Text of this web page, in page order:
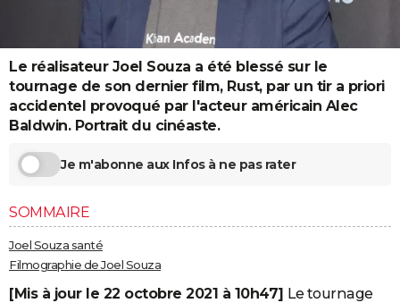
GUIDES D'ACHAT
BONS PLANS
CARTE DE VOEUX
Carte de Noël
Carte Bonne année
Carte Saint-Valentin
Carte Pâques
Carte d'anniversaire
DICTIONNAIRE
COPAINS D'AVANT
S'inscrire
Se connecter
Lycées
Collèges
Primaires
Universités
Entreprises
Service militaire
Avis de recherche
AVIS DE DÉCÈS
Le réalisateur Joel Souza a été blessé sur le
tournage de son dernier film, Rust, par un tir a priori
accidentel provoqué par l'acteur américain Alec
Baldwin. Portrait du cinéaste.
Je m'abonne aux Infos à ne pas rater
SOMMAIRE
Joel Souza santé
Filmographie de Joel Souza
[Mis à jour le 22 octobre 2021 à 10h47] Le tournage